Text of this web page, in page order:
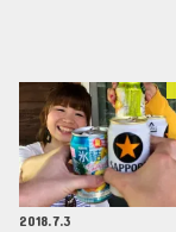
2018.7.3